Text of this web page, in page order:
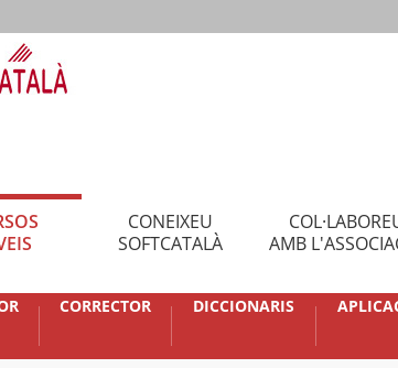
CONEIXEU
SOFTCATALÀ
AMB
CORRECTOR DICCIONARIS